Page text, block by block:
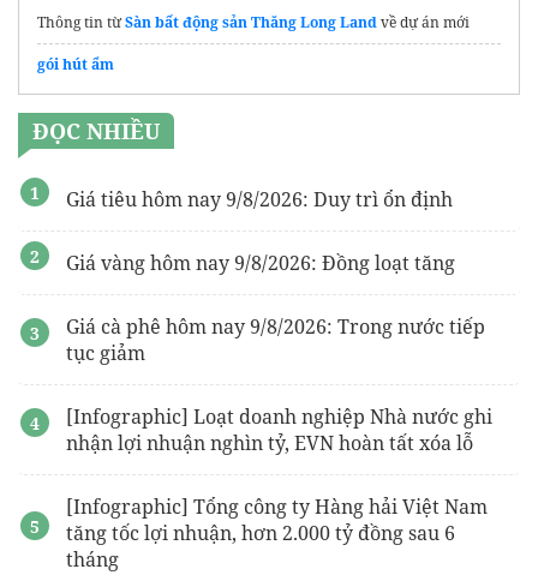
Thông tin từSàn bất động sản Thăng Long Landvề dự án mới
gói hút ẩm
ĐỌC NHIỀU
Giá tiêu hôm nay 9/8/2026: Duy trì ổn định
Giá vàng hôm nay 9/8/2026: Đồng loạt tăng
Giá cà phê hôm nay 9/8/2026: Trong nước tiếp
tục giảm
[Infographic] Loạt doanh nghiệp Nhà nước ghi
nhận lợi nhuận nghìn tỷ, EVN hoàn tất xóa lỗ
[Infographic] Tổng công ty Hàng hải Việt Nam
tăng tốc lợi nhuận, hơn 2.000 tỷ đồng sau 6
tháng